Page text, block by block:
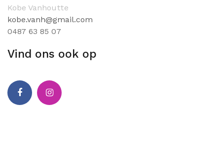
Kobe Vanhoutte
kobe.vanh@gmail.com
0487 63 85 07
Vind ons ook op